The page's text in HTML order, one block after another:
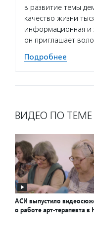
в развитие темы
качество жизни
информационная и
он приглашает
Подробнее
ВИДЕО ПО ТЕМЕ
АСИ выпустило
о работе арт-терапевта в